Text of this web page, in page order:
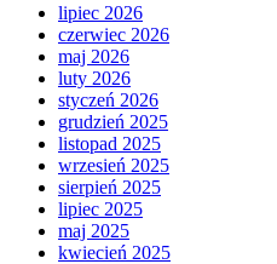
lipiec 2026
czerwiec 2026
maj 2026
luty 2026
styczeń 2026
grudzień 2025
listopad 2025
wrzesień 2025
sierpień 2025
lipiec 2025
maj 2025
kwiecień 2025